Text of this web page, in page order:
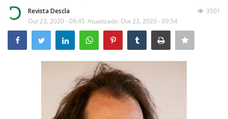
Desporto
Revista Descla
Out 23, 2020 - 09:45 Atualizado: Out 23, 2020 - 09:54
3501